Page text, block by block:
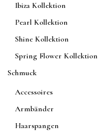
Ibiza Kollektion
Pearl Kollektion
Shine Kollektion
Spring Flower Kollektion
Schmuck
Accessoires
Armbänder
Haarspangen